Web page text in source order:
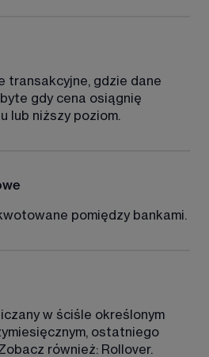
transakcyjne, gdzie dane
gdy cena osiągnię
lub niższy poziom.
pomiędzy bankami.
w ściśle określonym
ostatniego
również: Rollover.